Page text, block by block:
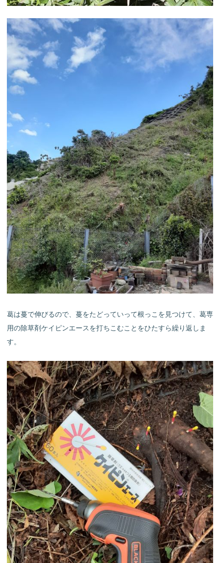
葛は蔓で伸びるので、蔓をたどっていって根っこを見つけて、葛専
用の除草剤ケイピンエースを打ちこむことをひたすら繰り返しま
す。